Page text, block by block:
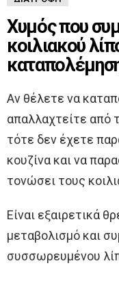
Χυμός που
κοιλιακού
Αν θέλετε να
απαλλαχτείτε από
τότε δεν έχετε
κουζίνα και να
τονώσει τους
Είναι εξαιρετικά
μεταβολισμό και
συσσωρευμένου